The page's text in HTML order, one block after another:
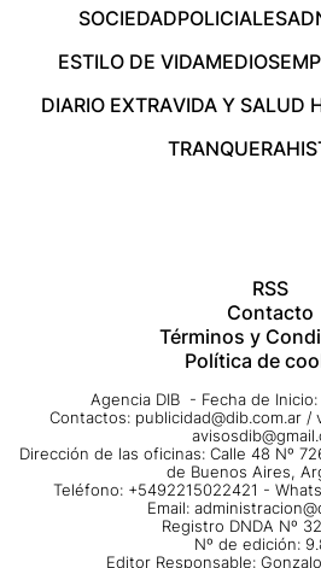
SOCIEDADPOLICIALES
ESTILO DE VIDAMEDIOS
DIARIO EXTRAVIDA Y SALUD
TRANQUERA
RSS
Contacto
Términos y
Política de
Agencia DIB - Fecha de
Contactos: publicidad@dib.com.ar /
Dirección de las oficinas: Calle 48 Nº
de Buenos Aires,
Teléfono: +5492215022421 -
Email:
Registro DNDA Nº
Nº de edición:
Editor Responsable: